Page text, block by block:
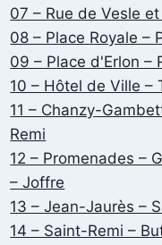
07 – Rue de Vesle
08 – Place Royale –
09 – Place d'Erlon –
10 – Hôtel de Ville –
11 – Chanzy-
Remi
12 – Promenades –
– Joffre
13 – Jean-Jaurès –
14 – Saint-Remi –